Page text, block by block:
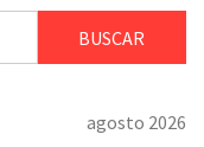
agosto 2026